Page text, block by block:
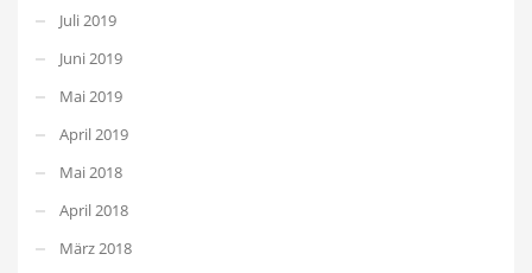
Juli 2019
Juni 2019
Mai 2019
April 2019
Mai 2018
April 2018
März 2018